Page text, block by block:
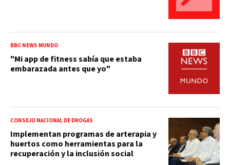
BBC NEWS MUNDO
"Mi app de fitness sabía que estaba
embarazada antes que yo"
CONSEJO NACIONAL DE DROGAS
Implementan programas de arterapia y
huertos como herramientas para la
recuperación y la inclusión social